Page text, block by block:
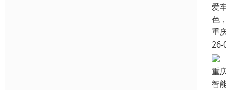
爱
色
重
26-
重
智